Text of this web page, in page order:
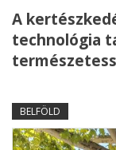
A
technológia
BELFÖLD